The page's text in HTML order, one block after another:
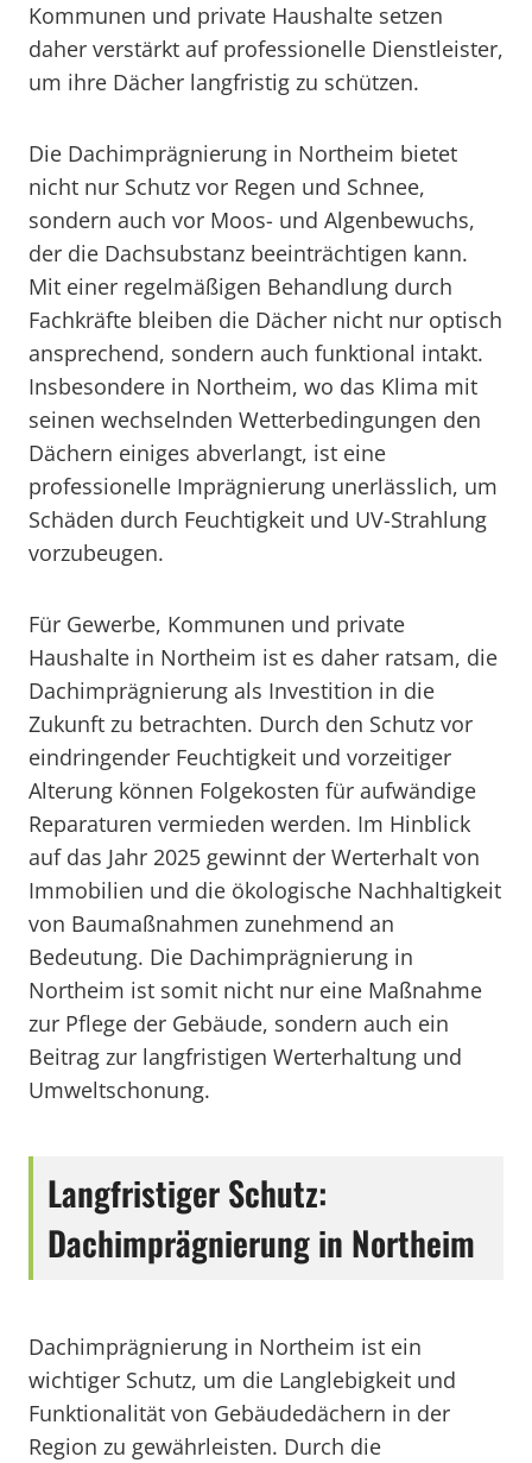
Kommunen und private Haushalte setzen
daher verstärkt auf professionelle Dienstleister,
um ihre Dächer langfristig zu schützen.
Die Dachimprägnierung in Northeim bietet
nicht nur Schutz vor Regen und Schnee,
sondern auch vor Moos- und Algenbewuchs,
der die Dachsubstanz beeinträchtigen kann.
Mit einer regelmäßigen Behandlung durch
Fachkräfte bleiben die Dächer nicht nur optisch
ansprechend, sondern auch funktional intakt.
Insbesondere in Northeim, wo das Klima mit
seinen wechselnden Wetterbedingungen den
Dächern einiges abverlangt, ist eine
professionelle Imprägnierung unerlässlich, um
Schäden durch Feuchtigkeit und UV-Strahlung
vorzubeugen.
Für Gewerbe, Kommunen und private
Haushalte in Northeim ist es daher ratsam, die
Dachimprägnierung als Investition in die
Zukunft zu betrachten. Durch den Schutz vor
eindringender Feuchtigkeit und vorzeitiger
Alterung können Folgekosten für aufwändige
Reparaturen vermieden werden. Im Hinblick
auf das Jahr 2025 gewinnt der Werterhalt von
Immobilien und die ökologische Nachhaltigkeit
von Baumaßnahmen zunehmend an
Bedeutung. Die Dachimprägnierung in
Northeim ist somit nicht nur eine Maßnahme
zur Pflege der Gebäude, sondern auch ein
Beitrag zur langfristigen Werterhaltung und
Umweltschonung.
Langfristiger Schutz:
Dachimprägnierung in Northeim
Dachimprägnierung in Northeim ist ein
wichtiger Schutz, um die Langlebigkeit und
Funktionalität von Gebäudedächern in der
Region zu gewährleisten. Durch die